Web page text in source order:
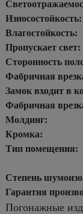
Износостойкость:
Влагостойкость:
Пропускает свет:
Сторонность
Фабричная
Замок входит в
Фабричная
Молдинг:
Кромка:
Тип помещения:
Степень
Гарантия
Погонажные